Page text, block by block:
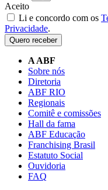
Aceito
Li e concordo com os
Privacidade.
Quero receber
A ABF
Sobre nós
Diretoria
ABF RIO
Regionais
Comitê e comissões
Hall da fama
ABF Educação
Franchising Brasil
Estatuto Social
Ouvidoria
FAQ